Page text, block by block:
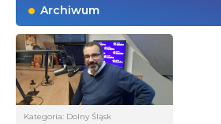
Archiwum
Kategoria: Dolny Śląsk